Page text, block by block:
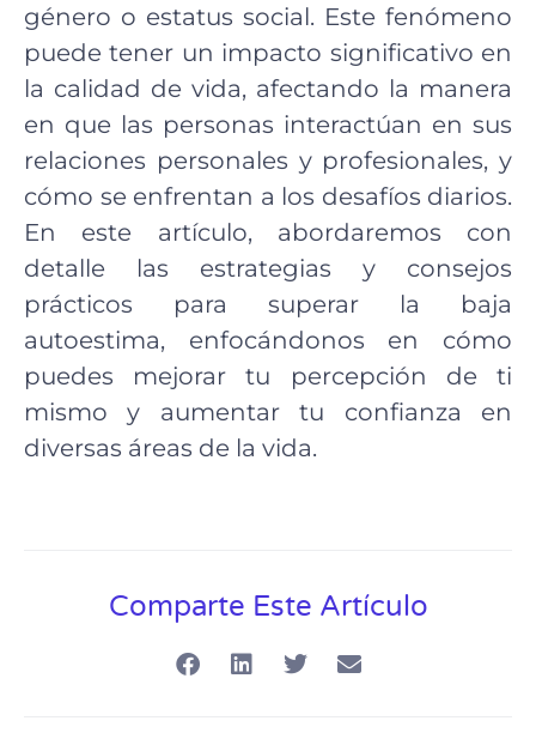
género o estatus social. Este fenómeno
puede tener un impacto significativo en
la calidad de vida, afectando la manera
en que las personas interactúan en sus
relaciones personales y profesionales, y
cómo se enfrentan a los desafíos diarios.
En este artículo, abordaremos con
detalle las estrategias y consejos
prácticos para superar la baja
autoestima, enfocándonos en cómo
puedes mejorar tu percepción de ti
mismo y aumentar tu confianza en
diversas áreas de la vida.
Comparte Este Artículo